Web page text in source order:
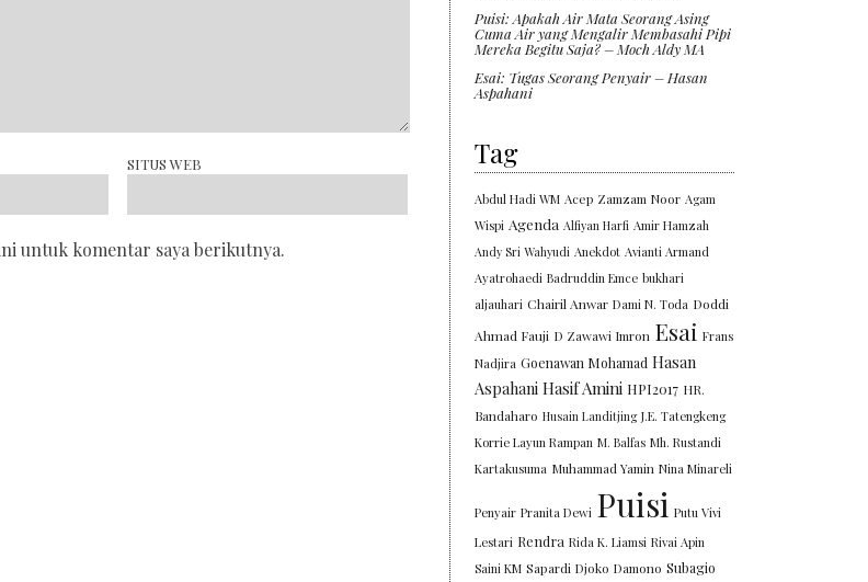
SITUS WEB
untuk komentar saya berikutnya.
Puisi: Apakah Air Mata Seorang Asing
Cuma Air yang Mengalir Membasahi Pipi
Mereka Begitu Saja? – Moch Aldy MA
Esai: Tugas Seorang Penyair – Hasan
Aspahani
Tag
Abdul Hadi WM Acep Zamzam Noor Agam
Wispi Agenda Alfiyan Harfi Amir Hamzah
Andy Sri Wahyudi Anekdot Avianti Armand
Ayatrohaedi Badruddin Emce bukhari
aljauhari Chairil Anwar Dami N. Toda Doddi
Ahmad Fauji D Zawawi Imron Esai Frans
Nadjira Goenawan Mohamad Hasan
Aspahani Hasif Amini HPI2017 HR.
Bandaharo Husain Landitjing J.E. Tatengkeng
Korrie Layun Rampan M. Balfas Mh. Rustandi
Kartakusuma Muhammad Yamin Nina Minareli
Penyair Pranita Dewi Puisi Putu Vivi
Lestari Rendra Rida K. Liamsi Rivai Apin
Saini KM Sapardi Djoko Damono Subagio